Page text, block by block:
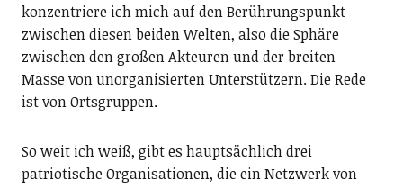
konzentriere ich mich auf den Berührungspunkt
zwischen diesen beiden Welten, also die Sphäre
zwischen den großen Akteuren und der breiten
Masse von unorganisierten Unterstützern. Die Rede
ist von Ortsgruppen.
So weit ich weiß, gibt es hauptsächlich drei
patriotische Organisationen, die ein Netzwerk von